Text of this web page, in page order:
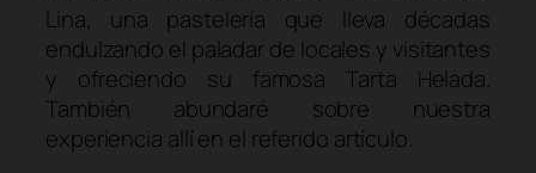
Lina, una pastelería que lleva décadas
endulzando el paladar de locales y visitantes
y ofreciendo su famosa Tarta Helada.
También abundaré sobre nuestra
experiencia allí en el referido artículo.